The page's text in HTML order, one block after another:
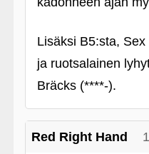
Lisäksi B5:sta,
ja ruotsalainen
Bräcks (****-).
Red Right Hand